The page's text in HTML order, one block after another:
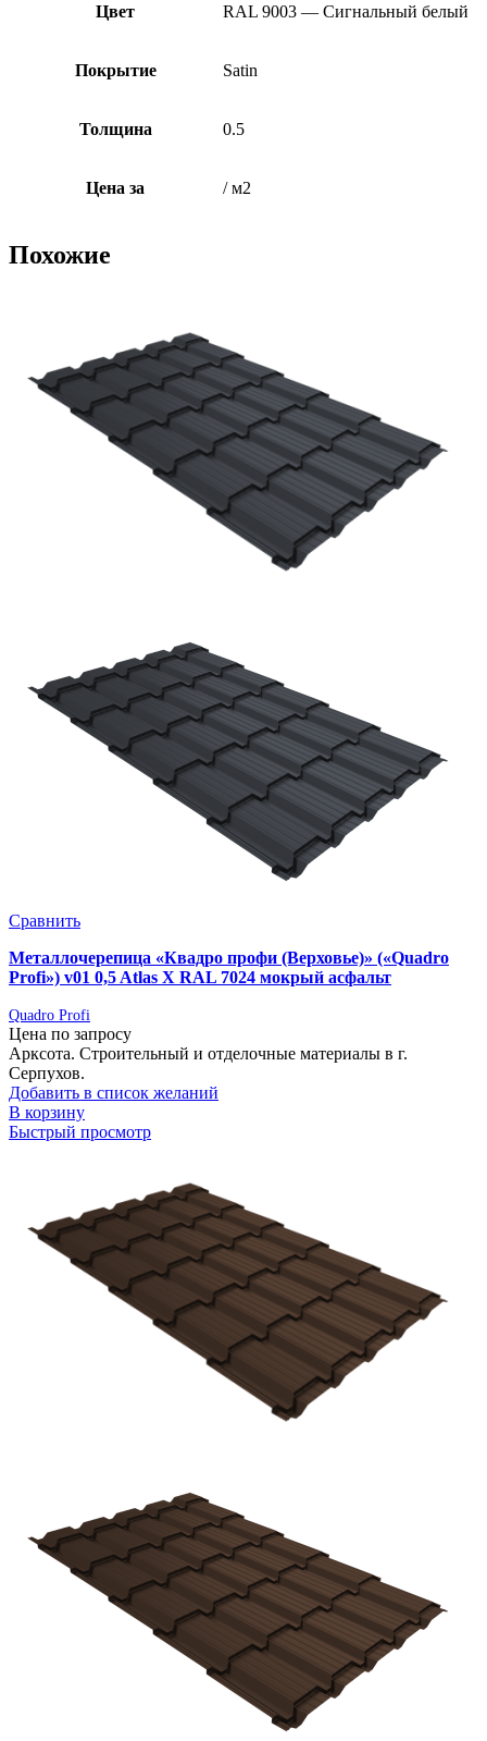
Цвет RAL 9003 — Сигнальный белый
Покрытие Satin
Толщина 0.5
Цена за / м2
Похожие
Сравнить
Металлочерепица «Квадро профи (Верховье)» («Quadro
Profi») v01 0,5 Atlas X RAL 7024 мокрый асфальт
Quadro Profi
Цена по запросу
Арксота. Строительный и отделочные материалы в г.
Серпухов.
Добавить в список желаний
В корзину
Быстрый просмотр